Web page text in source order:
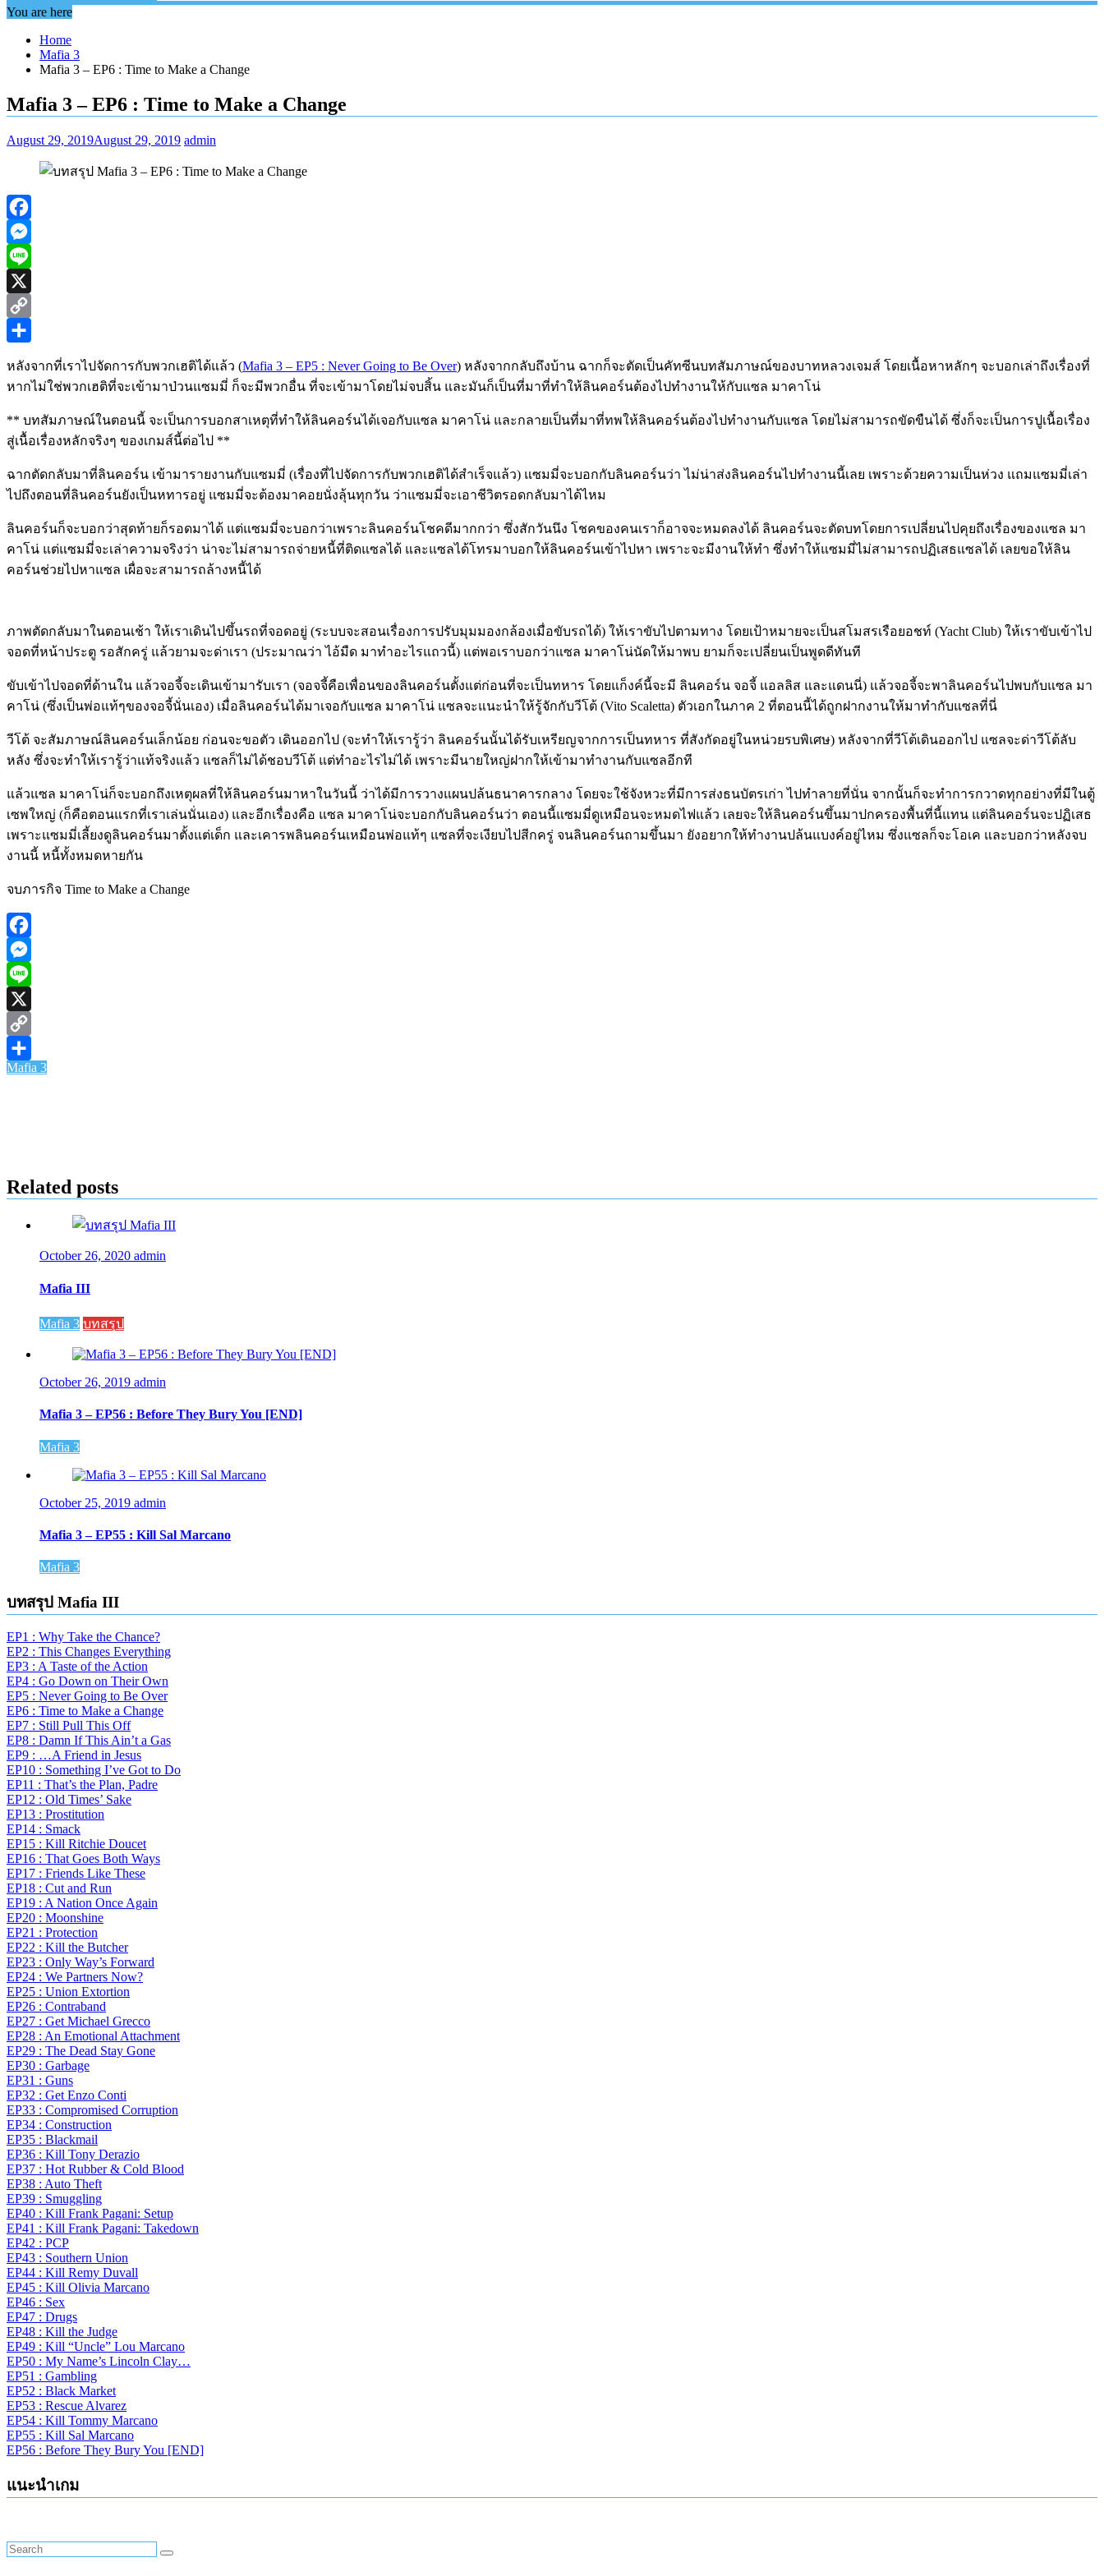
You are here
Home
Mafia 3
Mafia 3 – EP6 : Time to Make a Change
Mafia 3 – EP6 : Time to Make a Change
August 29, 2019August 29, 2019 admin
Facebook
Messenger
Line
X
Copy
หลังจากที่เราไปจัดการกับพวกเฮติได้แล้ว (Mafia 3 – EP5 : Never Going to Be Over) หลังจากกลับถึงบ้าน ฉากก็จะตัดเป็นคัทซีนบทสัมภาษณ์ของบาทหลวงเจมส์ โดยเนื้อหาหลักๆ จะบอกเล่าถึงเรื่องที่
หากไม่ใช่พวกเฮติที่จะเข้ามาป่วนแซมมี่ ก็จะมีพวกอื่น ที่จะเข้ามาโดยไม่จบสิ้น และมันก็เป็นที่มาที่ทำให้ลินคอร์นต้องไปทำงานให้กับแซล มาคาโน่
** บทสัมภาษณ์ในตอนนี้ จะเป็นการบอกสาเหตุที่ทำให้ลินคอร์นได้เจอกับแซล มาคาโน่ และกลายเป็นที่มาที่ทพให้ลินคอร์นต้องไปทำงานกับแซล โดยไม่สามารถขัดขืนได้ ซึ่งก็จะเป็นการปูเนื้อเรื่อง
สู่เนื้อเรื่องหลักจริงๆ ของเกมส์นี้ต่อไป **
ฉากตัดกลับมาที่ลินคอร์น เข้ามารายงานกับแซมมี่ (เรื่องที่ไปจัดการกับพวกเฮติได้สำเร็จแล้ว) แซมมี่จะบอกกับลินคอร์นว่า ไม่น่าส่งลินคอร์นไปทำงานนี้เลย เพราะด้วยความเป็นห่วง แถมแซมมี่เล่า
ไปถึงตอนที่ลินคอร์นยังเป็นหทารอยู่ แซมมี่จะต้องมาคอยนั่งลุ้นทุกวัน ว่าแซมมี่จะเอาชีวิตรอดกลับมาได้ไหม
ลินคอร์นก็จะบอกว่าสุดท้ายก็รอดมาได้ แต่แซมมี่จะบอกว่าเพราะลินคอร์นโชคดีมากกว่า ซึ่งสักวันนึง โชคของคนเราก็อาจจะหมดลงได้ ลินคอร์นจะตัดบทโดยการเปลี่ยนไปคุยถึงเรื่องของแซล มา
คาโน่ แต่แซมมี่จะเล่าความจริงว่า น่าจะไม่สามารถจ่ายหนี้ที่ติดแซลได้ และแซลได้โทรมาบอกให้ลินคอร์นเข้าไปหา เพราะจะมีงานให้ทำ ซึ่งทำให้แซมมี่ไม่สามารถปฏิเสธแซลได้ เลยขอให้ลิน
คอร์นช่วยไปหาแซล เผื่อจะสามารถล้างหนี้ได้
ภาพตัดกลับมาในตอนเช้า ให้เราเดินไปขึ้นรถที่จอดอยู่ (ระบบจะสอนเรื่องการปรับมุมมองกล้องเมื่อขับรถได้) ให้เราขับไปตามทาง โดยเป้าหมายจะเป็นสโมสรเรือยอชท์ (Yacht Club) ให้เราขับเข้าไป
จอดที่หน้าประตู รอสักครู่ แล้วยามจะด่าเรา (ประมาณว่า ไอ้มืด มาทำอะไรแถวนี้) แต่พอเราบอกว่าแซล มาคาโน่นัดให้มาพบ ยามก็จะเปลี่ยนเป็นพูดดีทันที
ขับเข้าไปจอดที่ด้านใน แล้วจอจี้จะเดินเข้ามารับเรา (จอจจี้คือเพื่อนของลินคอร์นตั้งแต่ก่อนที่จะเป็นทหาร โดยแก็งค์นี้จะมี ลินคอร์น จอจี้ แอลลิส และแดนนี่) แล้วจอจี้จะพาลินคอร์นไปพบกับแซล มา
คาโน่ (ซึ่งเป็นพ่อแท้ๆของจอจี้นั่นเอง) เมื่อลินคอร์นได้มาเจอกับแซล มาคาโน่ แซลจะแนะนำให้รู้จักกับวีโต้ (Vito Scaletta) ตัวเอกในภาค 2 ที่ตอนนี้ได้ถูกฝากงานให้มาทำกับแซลที่นี่
วีโต้ จะสัมภาษณ์ลินคอร์นเล็กน้อย ก่อนจะขอตัว เดินออกไป (จะทำให้เรารู้ว่า ลินคอร์นนั้นได้รับเหรียญจากการเป็นทหาร ที่สังกัดอยู่ในหน่วยรบพิเศษ) หลังจากที่วีโต้เดินออกไป แซลจะด่าวีโต้ลับ
หลัง ซึ่งจะทำให้เรารู้ว่าแท้จริงแล้ว แซลก็ไม่ได้ชอบวีโต้ แต่ทำอะไรไม่ได้ เพราะมีนายใหญ่ฝากให้เข้ามาทำงานกับแซลอีกที
แล้วแซล มาคาโน่ก็จะบอกถึงเหตุผลที่ให้ลินคอร์นมาหาในวันนี้ ว่าได้มีการวางแผนปล้นธนาคารกลาง โดยจะใช้จังหวะที่มีการส่งธนบัตรเก่า ไปทำลายที่นั่น จากนั้นก็จะทำการกวาดทุกอย่างที่มีในตู้
เซพใหญ่ (ก็คือตอนแรกที่เราเล่นนั่นเอง) และอีกเรื่องคือ แซล มาคาโน่จะบอกกับลินคอร์นว่า ตอนนี้แซมมี่ดูเหมือนจะหมดไฟแล้ว เลยจะให้ลินคอร์นขึ้นมาปกครองพื้นที่นี้แทน แต่ลินคอร์นจะปฏิเสธ
เพราะแซมมี่เลี้ยงดูลินคอร์นมาตั้งแต่เด็ก และเคารพลินคอร์นเหมือนพ่อแท้ๆ แซลที่จะเงียบไปสีกครู่ จนลินคอร์นถามขึ้นมา ยังอยากให้ทำงานปล้นแบงค์อยู่ไหม ซึ่งแซลก็จะโอเค และบอกว่าหลังจบ
งานนี้ หนี้ทั้งหมดหายกัน
จบภารกิจ Time to Make a Change
Facebook
Messenger
Line
X
Copy
Link
Share
Mafia 3
Related posts
October 26, 2020 admin
Mafia III
Mafia 3 บทสรุป
October 26, 2019 admin
Mafia 3 – EP56 : Before They Bury You [END]
Mafia 3
October 25, 2019 admin
Mafia 3 – EP55 : Kill Sal Marcano
Mafia 3
บทสรุป Mafia III
EP1 : Why Take the Chance?
EP2 : This Changes Everything
EP3 : A Taste of the Action
EP4 : Go Down on Their Own
EP5 : Never Going to Be Over
EP6 : Time to Make a Change
EP7 : Still Pull This Off
EP8 : Damn If This Ain’t a Gas
EP9 : …A Friend in Jesus
EP10 : Something I’ve Got to Do
EP11 : That’s the Plan, Padre
EP12 : Old Times’ Sake
EP13 : Prostitution
EP14 : Smack
EP15 : Kill Ritchie Doucet
EP16 : That Goes Both Ways
EP17 : Friends Like These
EP18 : Cut and Run
EP19 : A Nation Once Again
EP20 : Moonshine
EP21 : Protection
EP22 : Kill the Butcher
EP23 : Only Way’s Forward
EP24 : We Partners Now?
EP25 : Union Extortion
EP26 : Contraband
EP27 : Get Michael Grecco
EP28 : An Emotional Attachment
EP29 : The Dead Stay Gone
EP30 : Garbage
EP31 : Guns
EP32 : Get Enzo Conti
EP33 : Compromised Corruption
EP34 : Construction
EP35 : Blackmail
EP36 : Kill Tony Derazio
EP37 : Hot Rubber & Cold Blood
EP38 : Auto Theft
EP39 : Smuggling
EP40 : Kill Frank Pagani: Setup
EP41 : Kill Frank Pagani: Takedown
EP42 : PCP
EP43 : Southern Union
EP44 : Kill Remy Duvall
EP45 : Kill Olivia Marcano
EP46 : Sex
EP47 : Drugs
EP48 : Kill the Judge
EP49 : Kill “Uncle” Lou Marcano
EP50 : My Name’s Lincoln Clay…
EP51 : Gambling
EP52 : Black Market
EP53 : Rescue Alvarez
EP54 : Kill Tommy Marcano
EP55 : Kill Sal Marcano
EP56 : Before They Bury You [END]
แนะนำเกม